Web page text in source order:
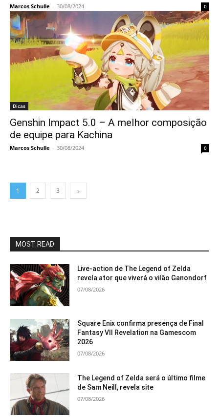
Marcos Schulle - 30/08/2024 0
Dicas
Genshin Impact 5.0 – A melhor composição
de equipe para Kachina
Marcos Schulle - 30/08/2024 0
1 2 3
MOST READ
Live-action de The Legend of Zelda
revela ator que viverá o vilão Ganondorf
07/08/2026
Square Enix confirma presença de Final
Fantasy VII Revelation na Gamescom
2026
07/08/2026
The Legend of Zelda será o último filme
de Sam Neill, revela site
07/08/2026